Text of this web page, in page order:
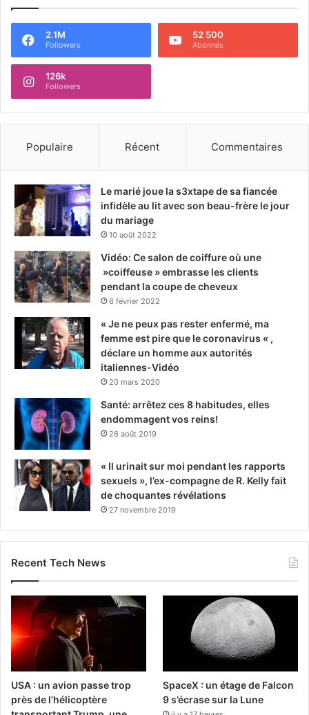
2.1M
Followers
52 500
Abonnés
126k
Followers
Populaire Récent Commentaires
Le marié joue la s3xtape de sa fiancée
infidèle au lit avec son beau-frère le jour
du mariage
10 août 2022
Vidéo: Ce salon de coiffure où une
»coiffeuse » embrasse les clients
pendant la coupe de cheveux
6 février 2022
« Je ne peux pas rester enfermé, ma
femme est pire que le coronavirus « ,
déclare un homme aux autorités
italiennes-Vidéo
20 mars 2020
Santé: arrêtez ces 8 habitudes, elles
endommagent vos reins!
26 août 2019
« Il urinait sur moi pendant les rapports
sexuels », l’ex-compagne de R. Kelly fait
de choquantes révélations
27 novembre 2019
Recent Tech News
USA : un avion passe trop
près de l’hélicoptère
SpaceX : un étage de Falcon
9 s’écrase sur la Lune